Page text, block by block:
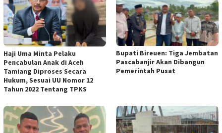
Haji Uma Minta Pelaku
Pencabulan Anak di Aceh
Tamiang Diproses Secara
Hukum, Sesuai UU Nomor 12
Tahun 2022 Tentang TPKS
Bupati Bireuen: Tiga Jembatan
Pascabanjir Akan Dibangun
Pemerintah Pusat